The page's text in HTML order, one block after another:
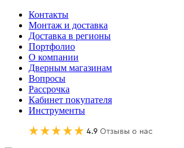
Контакты
Монтаж и доставка
Доставка в регионы
Портфолио
О компании
Дверным магазинам
Вопросы
Рассрочка
Кабинет покупателя
Инструменты